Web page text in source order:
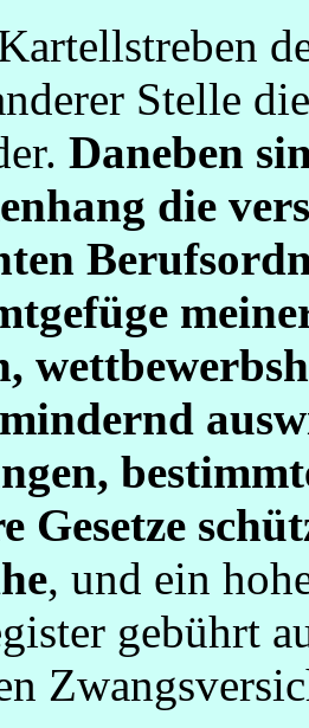
Stelle
Daneben
die
Gesetze
, und ein
gebührt